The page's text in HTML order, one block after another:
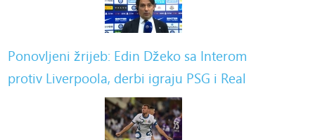
Ponovljeni žrijeb: Edin Džeko sa Interom
protiv Liverpoola, derbi igraju PSG i Real